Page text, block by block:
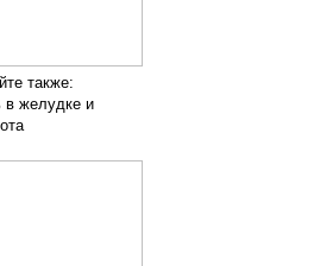
также:
в желудке и